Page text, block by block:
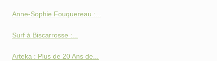
Anne-Sophie Fouquereau :...
Surf à Biscarrosse :...
Arteka : Plus de 20 Ans de...